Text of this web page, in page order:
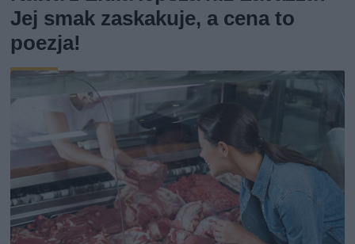
Jej smak zaskakuje, a cena to
poezja!